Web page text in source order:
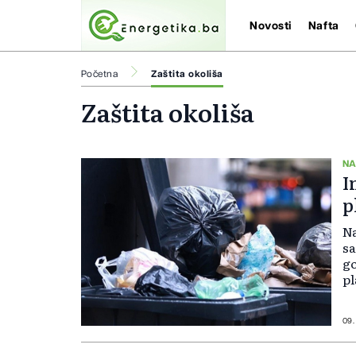
Novosti Nafta
Početna Zaštita okoliša
Zaštita okoliša
09.